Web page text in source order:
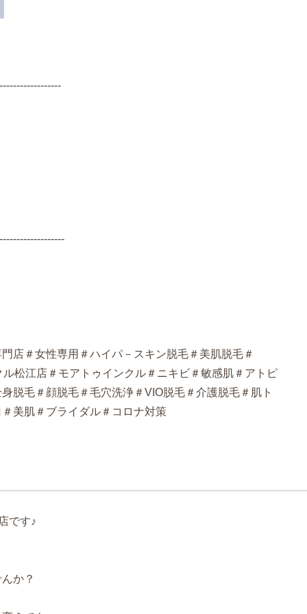
店＃女性専用＃ハイパ－スキン脱毛＃美肌脱毛＃
松江店＃モアトゥインクル＃ニキビ＃敏感肌＃アトピ
脱毛＃顔脱毛＃毛穴洗浄＃VIO脱毛＃介護脱毛＃肌ト
美肌＃ブライダル＃コロナ対策
です♪
か？